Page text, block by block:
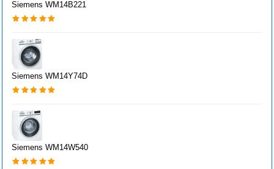
Siemens WM14B221
Siemens WM14Y74D
Siemens WM14W540